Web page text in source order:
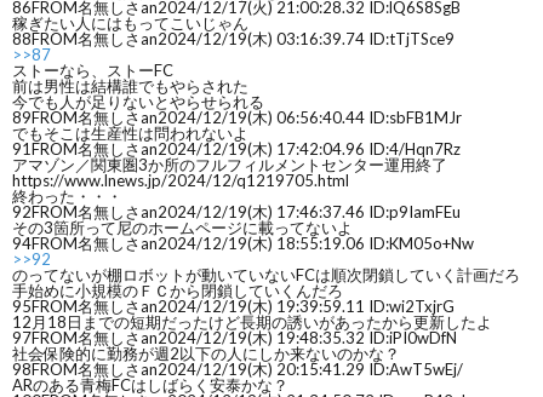
86FROM名無しさan2024/12/17(火) 21:00:28.32 ID:lQ6S8SgB
稼ぎたい人にはもってこいじゃん
88FROM名無しさan2024/12/19(木) 03:16:39.74 ID:tTjTSce9
>>87
ストーなら、ストーFC
前は男性は結構誰でもやらされた
今でも人が足りないとやらせられる
89FROM名無しさan2024/12/19(木) 06:56:40.44 ID:sbFB1MJr
でもそこは生産性は問われないよ
91FROM名無しさan2024/12/19(木) 17:42:04.96 ID:4/Hqn7Rz
アマゾン／関東圏3か所のフルフィルメントセンター運用終了
https://www.lnews.jp/2024/12/q1219705.html
終わった・・・
92FROM名無しさan2024/12/19(木) 17:46:37.46 ID:p9IamFEu
その3箇所って尼のホームページに載ってないよ
94FROM名無しさan2024/12/19(木) 18:55:19.06 ID:KM05o+Nw
>>92
のってないが棚ロボットが動いていないFCは順次閉鎖していく計画だろ
手始めに小規模のＦＣから閉鎖していくんだろ
95FROM名無しさan2024/12/19(木) 19:39:59.11 ID:wi2TxjrG
12月18日までの短期だったけど長期の誘いがあったから更新したよ
97FROM名無しさan2024/12/19(木) 19:48:35.32 ID:iPI0wDfN
社会保険的に勤務が週2以下の人にしか来ないのかな？
98FROM名無しさan2024/12/19(木) 20:15:41.29 ID:AwT5wEj/
ARのある青梅FCはしばらく安泰かな？